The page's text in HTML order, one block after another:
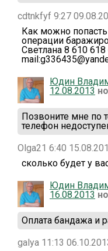
cdtnkfyf 9:27
Как можно
операции
Светлана 8 610 618
Юдин
12.08.2013
Позвоните мне по
телефон
Olga21 6:40
сколько будет у
Юдин
16.08.2013
Оплата бандажа и
galya 11:13